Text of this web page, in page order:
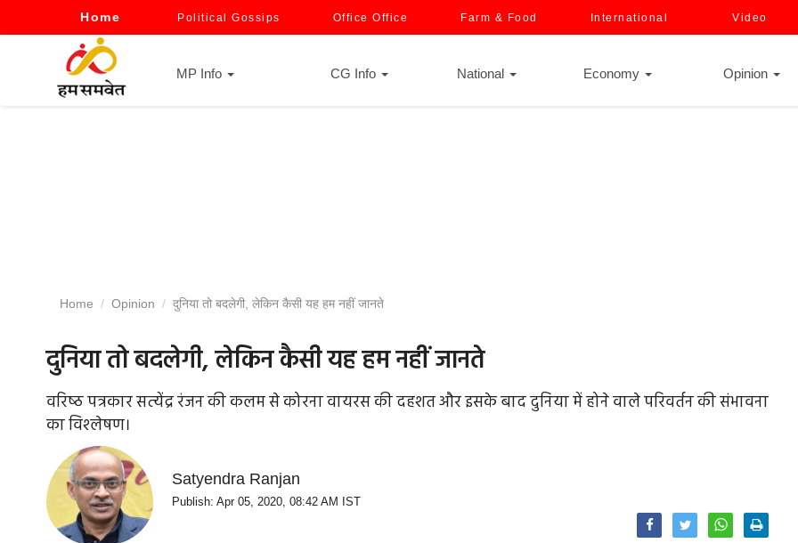
Home Political Gossips Office Office Farm & Food International Video
MP Info CG Info National Economy Opinion
Home Opinion दुनिया तो बदलेगी, लेकिन कैसी यह हम नहीं जानते
दुनिया तो बदलेगी, लेकिन कैसी यह हम नहीं जानते
वरिष्‍ठ पत्रकार सत्‍येंद्र रंजन की कलम से कोरना वायरस की दहशत और इसके बाद दुनिया में होने वाले परिवर्तन की संभावना
का विश्‍लेषण।
Satyendra Ranjan
Publish: Apr 05, 2020, 08:42 AM IST